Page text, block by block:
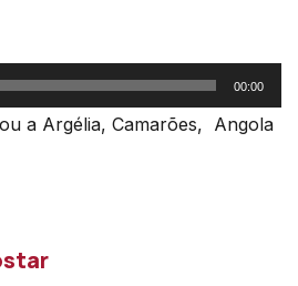
00:00
a Argélia, Camarões, Angola